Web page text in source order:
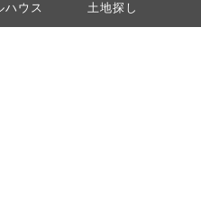
ハウス 土地探し